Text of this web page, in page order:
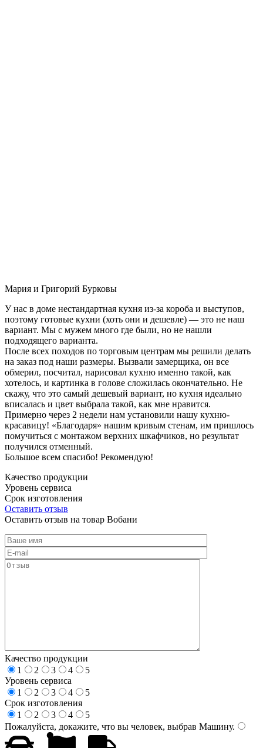
Мария и Григорий Бурковы
У нас в доме нестандартная кухня из-за короба и выступов,
поэтому готовые кухни (хоть они и дешевле) — это не наш
вариант. Мы с мужем много где были, но не нашли
подходящего варианта.
После всех походов по торговым центрам мы решили делать
на заказ под наши размеры. Вызвали замерщика, он все
обмерил, посчитал, нарисовал кухню именно такой, как
хотелось, и картинка в голове сложилась окончательно. Не
скажу, что это самый дешевый вариант, но кухня идеально
вписалась и цвет выбрала такой, как мне нравится.
Примерно через 2 недели нам установили нашу кухню-
красавицу! «Благодаря» нашим кривым стенам, им пришлось
помучиться с монтажом верхних шкафчиков, но результат
получился отменный.
Большое всем спасибо! Рекомендую!
Качество продукции
Уровень сервиса
Срок изготовления
Оставить отзыв
Оставить отзыв на товар Вобани
Качество продукции
1
2 3 4
5
Уровень сервиса
1
2 3 4
5
Срок изготовления
1
2 3 4
5
Пожалуйста, докажите, что вы человек, выбрав Машину.